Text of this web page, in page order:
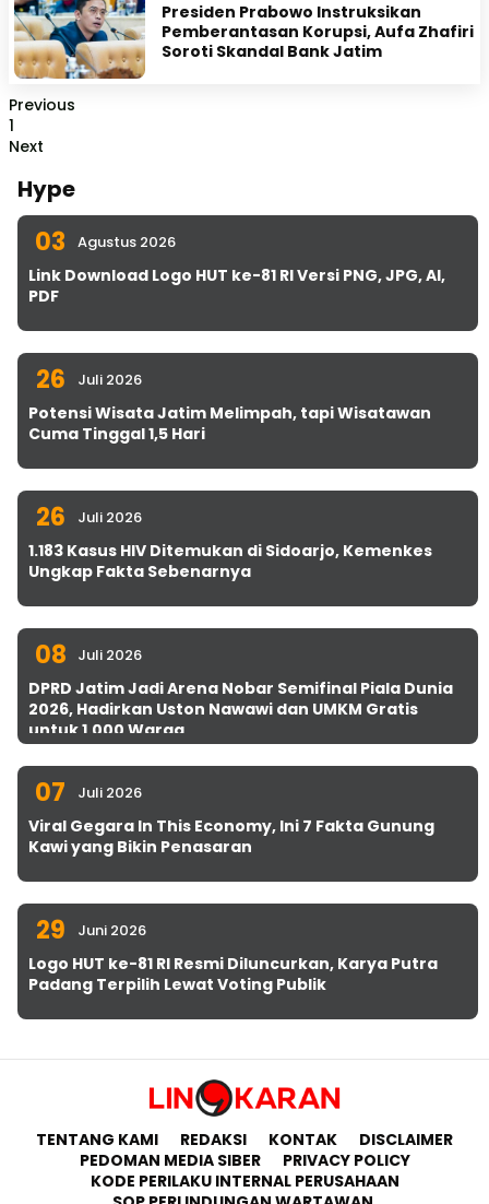
Presiden Prabowo Instruksikan
Pemberantasan Korupsi, Aufa Zhafiri
Soroti Skandal Bank Jatim
Previous
1
Next
Hype
03 Agustus 2026
Link Download Logo HUT ke-81 RI Versi PNG, JPG, AI,
PDF
26 Juli 2026
Potensi Wisata Jatim Melimpah, tapi Wisatawan
Cuma Tinggal 1,5 Hari
26 Juli 2026
1.183 Kasus HIV Ditemukan di Sidoarjo, Kemenkes
Ungkap Fakta Sebenarnya
08 Juli 2026
DPRD Jatim Jadi Arena Nobar Semifinal Piala Dunia
2026, Hadirkan Uston Nawawi dan UMKM Gratis
untuk 1.000 Warga
07 Juli 2026
Viral Gegara In This Economy, Ini 7 Fakta Gunung
Kawi yang Bikin Penasaran
29 Juni 2026
Logo HUT ke-81 RI Resmi Diluncurkan, Karya Putra
Padang Terpilih Lewat Voting Publik
TENTANG KAMI REDAKSI KONTAK
DISCLAIMER
PEDOMAN MEDIA SIBER
PRIVACY POLICY
KODE PERILAKU INTERNAL PERUSAHAAN